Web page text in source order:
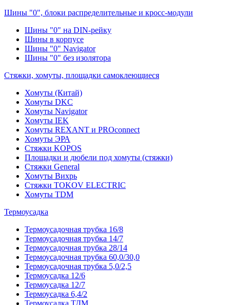
Шины "0", блоки распределительные и кросс-модули
Шины "0" на DIN-рейку
Шины в корпусе
Шины "0" Navigator
Шины "0" без изолятора
Стяжки, хомуты, площадки самоклеющиеся
Хомуты (Китай)
Хомуты DKC
Хомуты Navigator
Хомуты IEK
Хомуты REXANT и PROconnect
Хомуты ЭРА
Стяжки KOPOS
Площадки и дюбели под хомуты (стяжки)
Стяжки General
Хомуты Вихрь
Стяжки TOKOV ELECTRIC
Хомуты TDM
Термоусадка
Термоусадочная трубка 16/8
Термоусадочная трубка 14/7
Термоусадочная трубка 28/14
Термоусадочная трубка 60,0/30,0
Термоусадочная трубка 5,0/2,5
Термоусадка 12/6
Термоусадка 12/7
Термоусадка 6,4/2
Термоусадка ТДМ